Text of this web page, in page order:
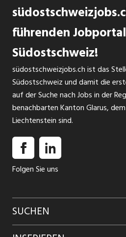
führenden
Südostschweiz!
südostschweizjobs.ch ist das
Südostschweiz und damit die
auf der Suche nach Jobs in der
benachbarten Kanton Glarus,
Liechtenstein sind.
Folgen Sie uns
SUCHEN